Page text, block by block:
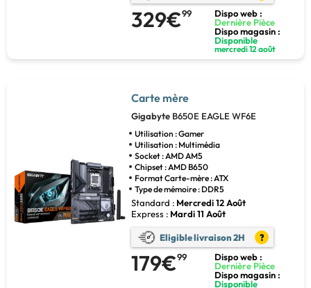
329€99
Dispo web :
Dernière Pièce
Dispo magasin :
Disponible
mercredi 12 août
Carte mère
Gigabyte B650E EAGLE WF6E
Utilisation : Gamer
Utilisation : Multimédia
Socket : AMD AM5
Chipset : AMD B650
Format Carte-mère : ATX
Type de mémoire : DDR5
Standard : Mercredi 12 Août
Express : Mardi 11 Août
Eligible livraison 2H ?
179€99
Dispo web :
Dernière Pièce
Dispo magasin :
Disponible